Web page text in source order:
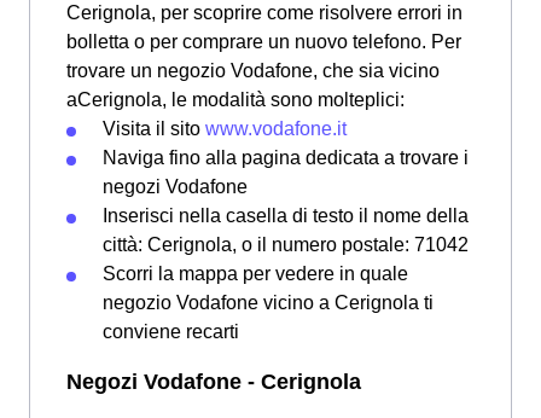
Cerignola, per scoprire come risolvere errori in
bolletta o per comprare un nuovo telefono. Per
trovare un negozio Vodafone, che sia vicino
aCerignola, le modalità sono molteplici:
Visita il sito www.vodafone.it
Naviga fino alla pagina dedicata a trovare i
negozi Vodafone
Inserisci nella casella di testo il nome della
città: Cerignola, o il numero postale: 71042
Scorri la mappa per vedere in quale
negozio Vodafone vicino a Cerignola ti
conviene recarti
Negozi Vodafone - Cerignola